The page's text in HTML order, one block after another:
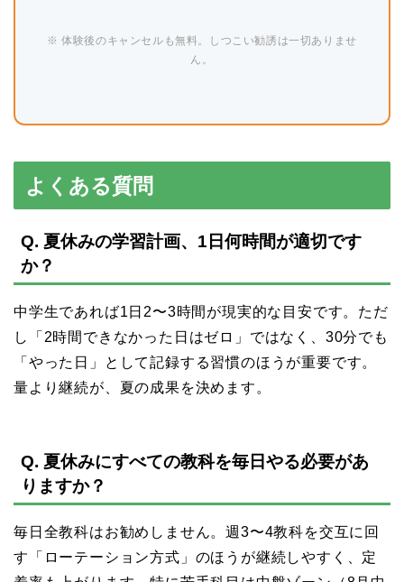
※ 体験後のキャンセルも無料。しつこい勧誘は一切ありませ
ん。
よくある質問
Q. 夏休みの学習計画、1日何時間が適切です
か？
中学生であれば1日2〜3時間が現実的な目安です。ただ
し「2時間できなかった日はゼロ」ではなく、30分でも
「やった日」として記録する習慣のほうが重要です。
量より継続が、夏の成果を決めます。
Q. 夏休みにすべての教科を毎日やる必要があ
りますか？
毎日全教科はお勧めしません。週3〜4教科を交互に回
す「ローテーション方式」のほうが継続しやすく、定